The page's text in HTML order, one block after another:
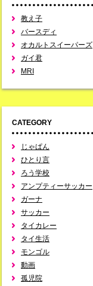
教え子
バースディ
オカルトスイーパーズ
ガイ君
MRI
CATEGORY
じゃぱん
ひとり言
ろう学校
アンプティーサッカー
ガーナ
サッカー
タイカレー
タイ生活
モンゴル
動画
孤児院